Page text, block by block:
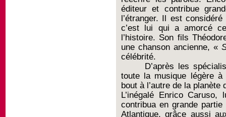
éditeur et contribue
l’étranger. Il est
c’est lui qui a amorcé
l’histoire. Son fils
une chanson ancienne, «
célébrité.
D’après les
toute la musique légère à
bout à l’autre de la
L’inégalé Enrico
contribua en grande
Atlantique, grâce aussi